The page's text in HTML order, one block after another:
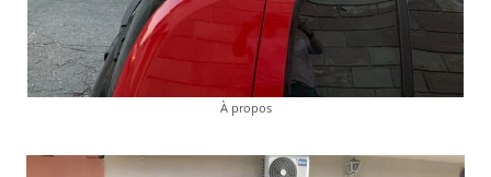
À propos